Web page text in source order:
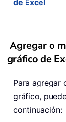
de Excel
Agregar o
gráfico de
Para agregar
gráfico,
continuación: